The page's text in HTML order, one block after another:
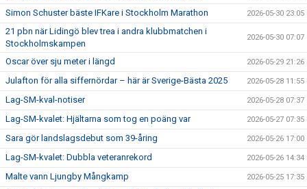
Simon Schuster bäste IFKare i Stockholm Marathon 2026-05-30 23:05
21 pbn när Lidingö blev trea i andra klubbmatchen i
Stockholmskampen
2026-05-30 07:07
Oscar över sju meter i längd 2026-05-29 21:26
Julafton för alla siffernördar – här är Sverige-Bästa 2025 2026-05-28 11:55
Lag-SM-kval-notiser 2026-05-28 07:37
Lag-SM-kvalet: Hjältarna som tog en poäng var 2026-05-27 07:35
Sara gör landslagsdebut som 39-åring 2026-05-26 17:00
Lag-SM-kvalet: Dubbla veteranrekord 2026-05-26 14:34
Malte vann Ljungby Mångkamp 2026-05-25 17:35